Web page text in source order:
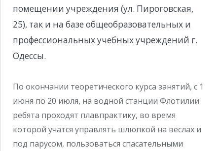
помещении учреждения (ул. Пироговская,
25), так и на базе общеобразовательных и
профессиональных учебных учреждений г.
Одессы.
По окончании теоретического курса занятий, с 1
июня по 20 июля, на водной станции Флотилии
ребята проходят плавпрактику, во время
которой учатся управлять шлюпкой на веслах и
под парусом, пользоваться спасательными